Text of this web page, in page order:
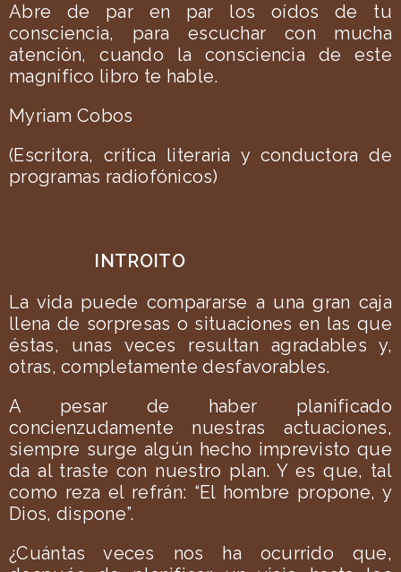
Abre de par en par los oídos de tu
consciencia, para escuchar con mucha
atención, cuando la consciencia de este
magnífico libro te hable.
Myriam Cobos
(Escritora, crítica literaria y conductora de
programas radiofónicos)
INTROITO
La vida puede compararse a una gran caja
llena de sorpresas o situaciones en las que
éstas, unas veces resultan agradables y,
otras, completamente desfavorables.
A pesar de haber planificado
concienzudamente nuestras actuaciones,
siempre surge algún hecho imprevisto que
da al traste con nuestro plan. Y es que, tal
como reza el refrán: “El hombre propone, y
Dios, dispone”.
¿Cuántas veces nos ha ocurrido que,